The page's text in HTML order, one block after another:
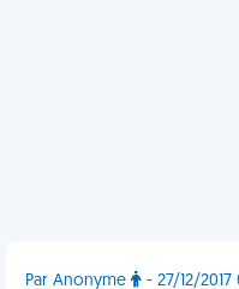
Par Anonyme - 27/12/